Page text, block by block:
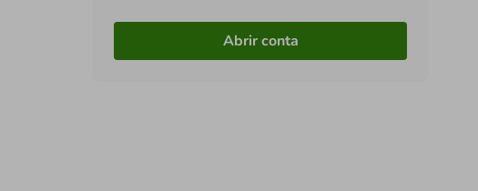
Abrir conta